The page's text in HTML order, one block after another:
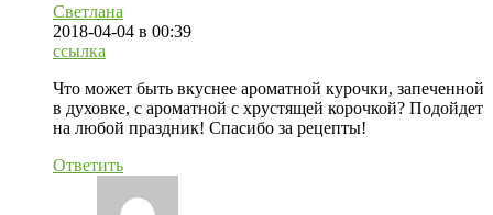
Светлана
2018-04-04 в 00:39
ссылка
Что может быть вкуснее ароматной курочки, запеченной
в духовке, с ароматной с хрустящей корочкой? Подойдет
на любой праздник! Спасибо за рецепты!
Ответить